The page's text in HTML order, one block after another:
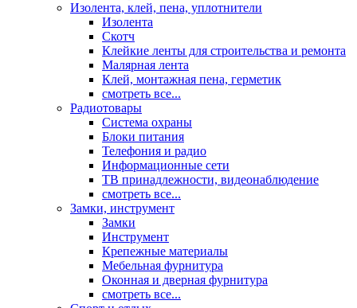
Изолента, клей, пена, уплотнители
Изолента
Скотч
Клейкие ленты для строительства и ремонта
Малярная лента
Клей, монтажная пена, герметик
смотреть все...
Радиотовары
Система охраны
Блоки питания
Телефония и радио
Информационные сети
ТВ принадлежности, видеонаблюдение
смотреть все...
Замки, инструмент
Замки
Инструмент
Крепежные материалы
Мебельная фурнитура
Оконная и дверная фурнитура
смотреть все...